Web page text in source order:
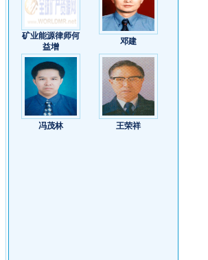
矿业能源律师何
益增
邓建
冯茂林 王荣祥